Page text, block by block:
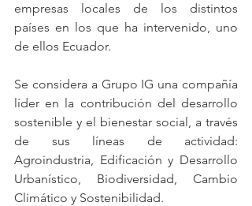
empresas locales de los distintos
países en los que ha intervenido, uno
de ellos Ecuador.
Se considera a Grupo IG una compañía
líder en la contribución del desarrollo
sostenible y el bienestar social, a través
de sus líneas de actividad:
Agroindustria, Edificación y Desarrollo
Urbanístico, Biodiversidad, Cambio
Climático y Sostenibilidad.